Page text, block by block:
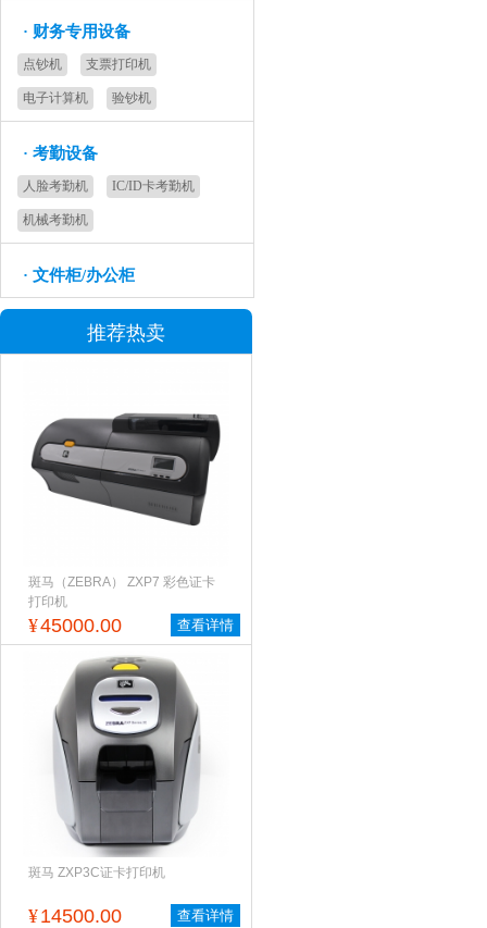
· 财务专用设备
点钞机 支票打印机
电子计算机 验钞机
· 考勤设备
人脸考勤机 IC/ID卡考勤机
机械考勤机
· 文件柜/办公柜
推荐热卖
斑马（ZEBRA） ZXP7 彩色证卡
打印机
¥45000.00 查看详情
斑马 ZXP3C证卡打印机
¥14500.00 查看详情